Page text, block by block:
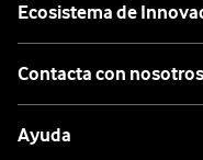
Ecosistema de
Contacta con nosotros
Ayuda